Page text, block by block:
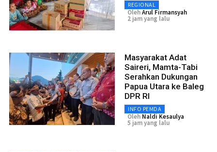
REGIONAL
OlehArul Firmansyah
2 jam yang lalu
Masyarakat Adat
Saireri, Mamta-Tabi
Serahkan Dukungan
Papua Utara ke Baleg
DPR RI
INFO PEMDA
Oleh Naldi Kesaulya
5 jam yang lalu